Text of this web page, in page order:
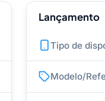
Lançamento
Tipo de
Modelo/